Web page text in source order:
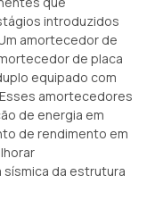
introduzidos
amortecedor de
de placa
equipado com
amortecedores
de energia em
de rendimento em
da estrutura